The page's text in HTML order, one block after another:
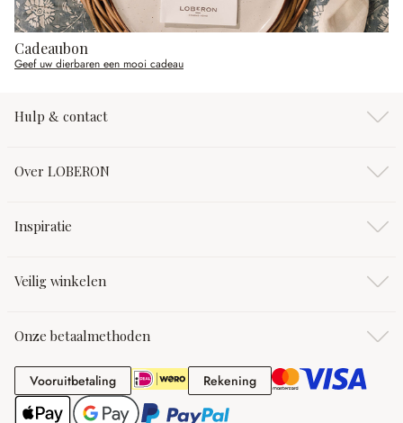
Cadeaubon
Geef uw dierbaren een mooi cadeau
Hulp & contact
Over LOBERON
Inspiratie
Veilig winkelen
Onze betaalmethoden
VooruitbetalingVooruitbetaling RekeningRekening